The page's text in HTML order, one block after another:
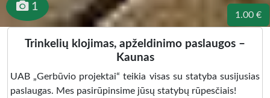
1.00 €
1
Trinkelių klojimas, apželdinimo paslaugos –
Kaunas
UAB „Gerbūvio projektai“ teikia visas su statyba susijusias
paslaugas. Mes pasirūpinsime jūsų statybų rūpesčiais!